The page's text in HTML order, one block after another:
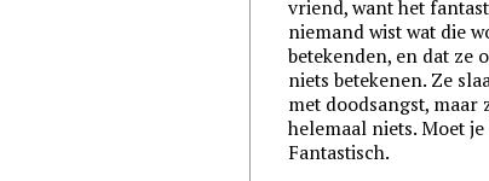
vriend, want het
niemand wist wat die
betekenden, en dat ze
niets betekenen. Ze
met doodsangst, maar
helemaal niets. Moet je
Fantastisch.